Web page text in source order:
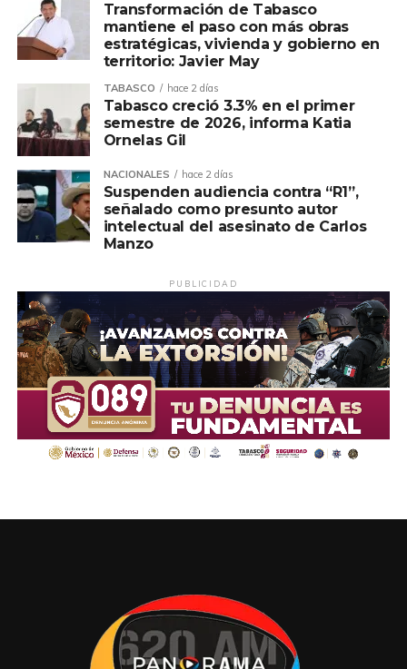
Transformación de Tabasco
mantiene el paso con más obras
estratégicas, vivienda y gobierno en
territorio: Javier May
TABASCO hace 2 días
Tabasco creció 3.3% en el primer
semestre de 2026, informa Katia
Ornelas Gil
NACIONALES hace 2 días
Suspenden audiencia contra “R1”,
señalado como presunto autor
intelectual del asesinato de Carlos
Manzo
PUBLICIDAD